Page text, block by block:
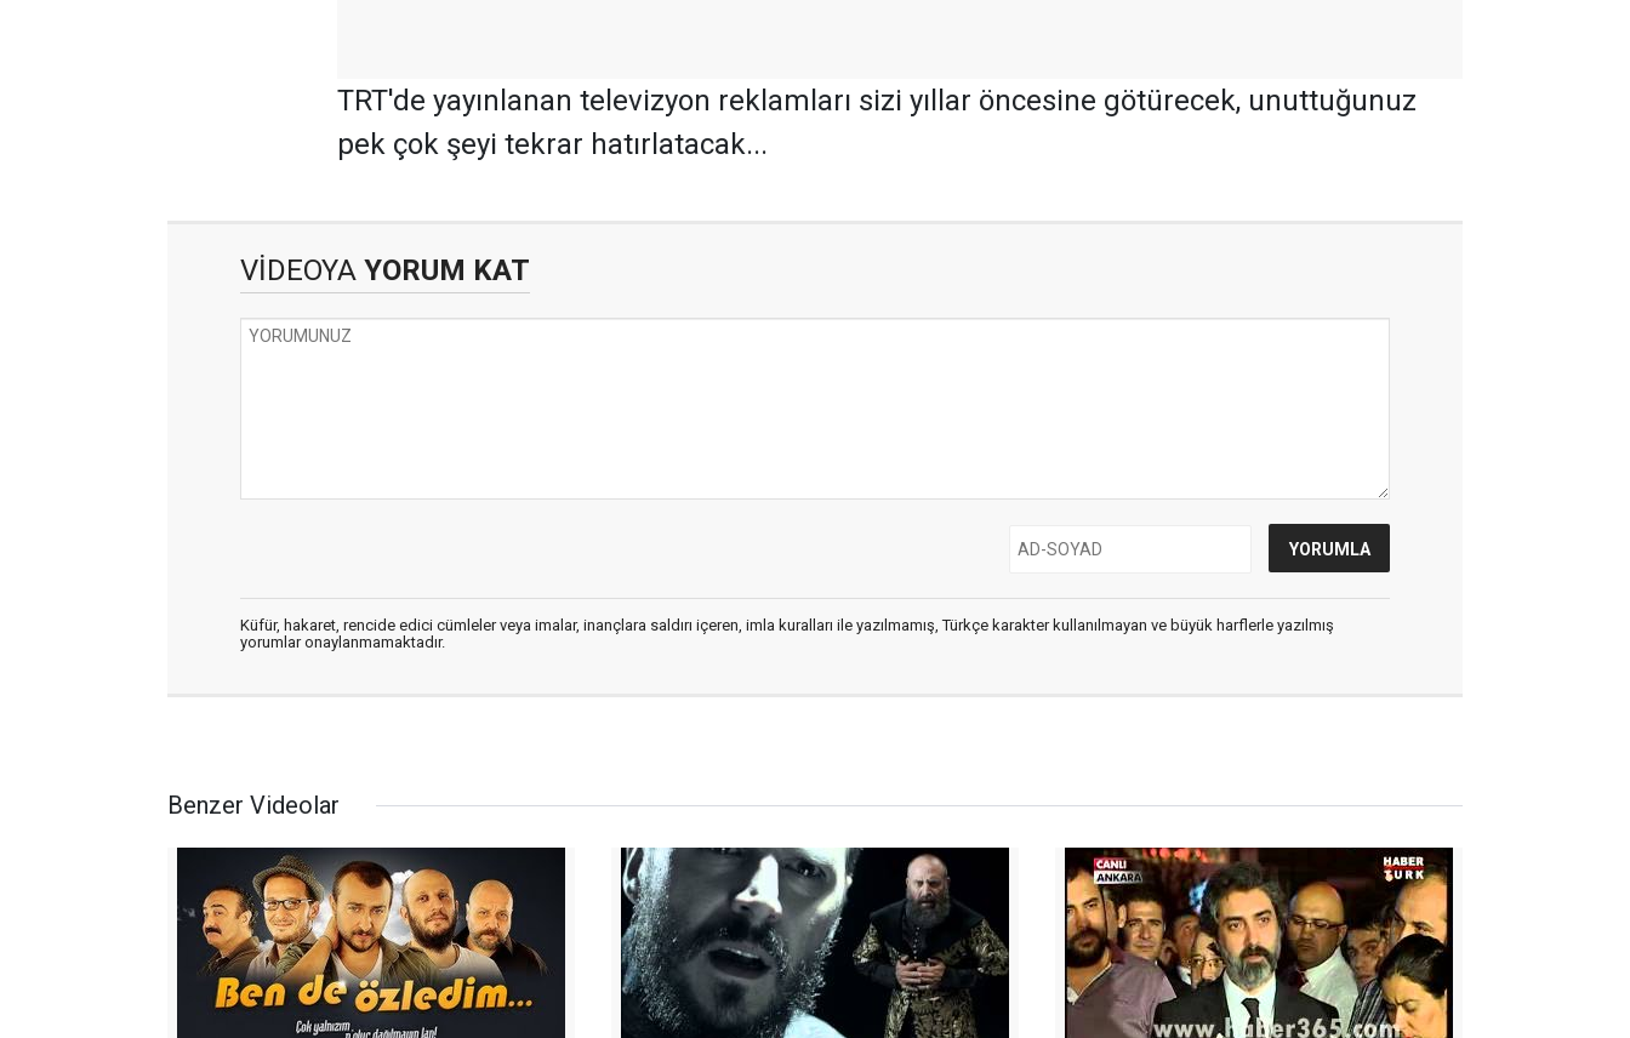
TRT'de yayınlanan televizyon reklamları sizi yıllar öncesine götürecek, unuttuğunuz
pek çok şeyi tekrar hatırlatacak...
VİDEOYA YORUM KAT
Küfür, hakaret, rencide edici cümleler veya imalar, inançlara saldırı içeren, imla kuralları ile yazılmamış, Türkçe karakter kullanılmayan ve büyük harflerle yazılmış
yorumlar onaylanmamaktadır.
Benzer Videolar